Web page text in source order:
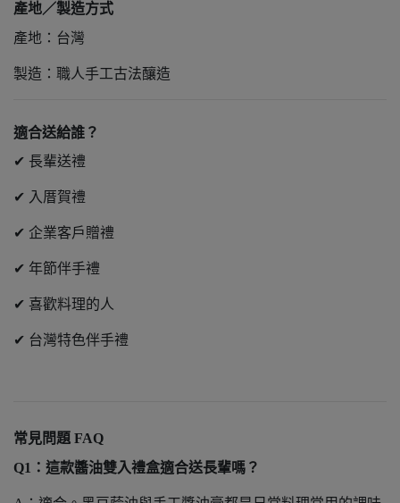
產地／製造方式
產地：台灣
製造：職人手工古法釀造
適合送給誰？
✔ 長輩送禮
✔ 入厝賀禮
✔ 企業客戶贈禮
✔ 年節伴手禮
✔ 喜歡料理的人
✔ 台灣特色伴手禮
常見問題 FAQ
Q1：這款醬油雙入禮盒適合送長輩嗎？